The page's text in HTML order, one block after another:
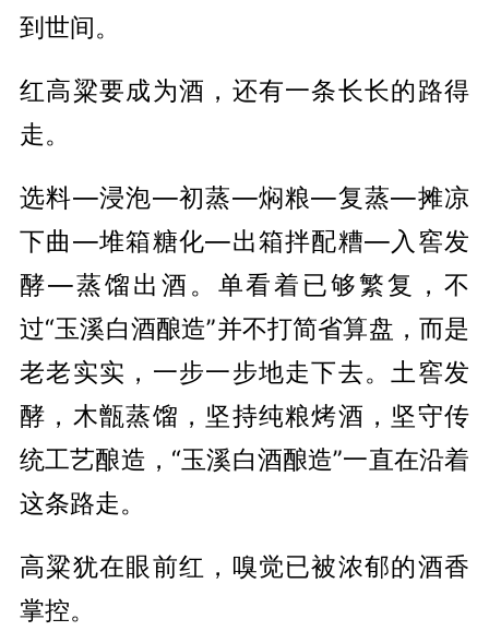
到世间。
红高粱要成为酒，还有一条长长的路得
走。
选料—浸泡—初蒸—焖粮—复蒸—摊凉
下曲—堆箱糖化—出箱拌配糟—入窖发
酵—蒸馏出酒。单看着已够繁复，不
过“玉溪白酒酿造”并不打简省算盘，而是
老老实实，一步一步地走下去。土窖发
酵，木甑蒸馏，坚持纯粮烤酒，坚守传
统工艺酿造，“玉溪白酒酿造”一直在沿着
这条路走。
高粱犹在眼前红，嗅觉已被浓郁的酒香
掌控。